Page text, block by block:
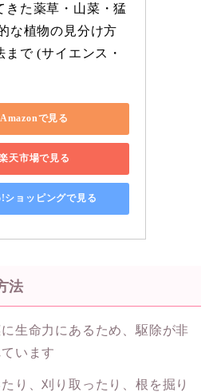
きた薬草・山菜・猛
な植物の見分け方
まで (サイエンス・
Amazonで見る
天市場で見る
ショッピングで見る
法
生命力にあるため、駆除が非
います
り、刈り取ったり、根を掘り